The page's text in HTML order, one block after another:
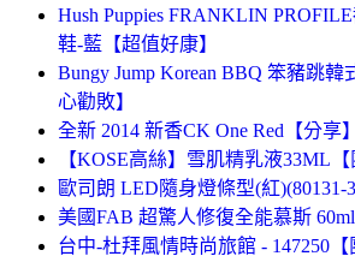
Hush Puppies FRANKLIN
鞋-藍【超值好康】
Bungy Jump Korean BBQ 笨豬跳韓
心勸敗】
全新 2014 新香CK One Red【分享】
【KOSE高絲】雪肌精乳液33ML【
歐司朗 LED隨身燈條型(紅)(80131-
美國FAB 超驚人修復全能慕斯
台中-杜拜風情時尚旅館 - 147250【